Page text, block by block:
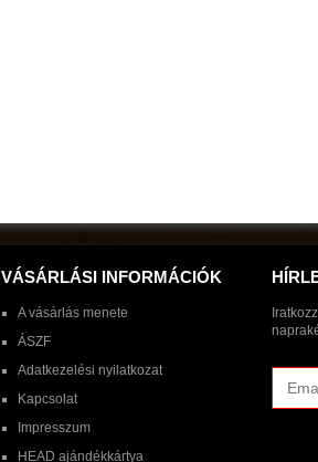
VÁSÁRLÁSI INFORMÁCIÓK
A vásárlás menete
ÁSZF
Adatkezelési nyilatkozat
Kapcsolat
Impresszum
HEAD ajándékkártya